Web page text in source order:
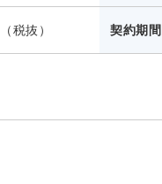
税抜） 契約期間